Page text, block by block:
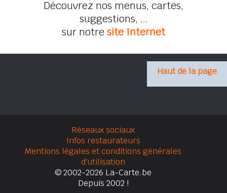
Découvrez nos menus, cartes,
suggestions, ...
sur notre site Internet
Haut de la page
Réseaux sociaux
Infos restaurateurs
Mentions légales et conditions générales
d'utilisation
© 2002-2026 La-Carte.be
Depuis 2002 !